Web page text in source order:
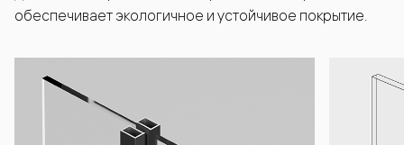
обеспечивает экологичное и устойчивое покрытие.